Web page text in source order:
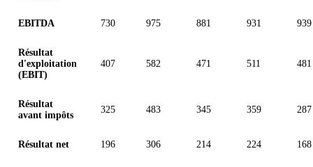
EBITDA 730 975 881 931 939
Résultat
d'exploitation
(EBIT)
407 582 471 511 481
Résultat
avant impôts
325 483 345 359 287
Résultat net 196 306 214 224 168